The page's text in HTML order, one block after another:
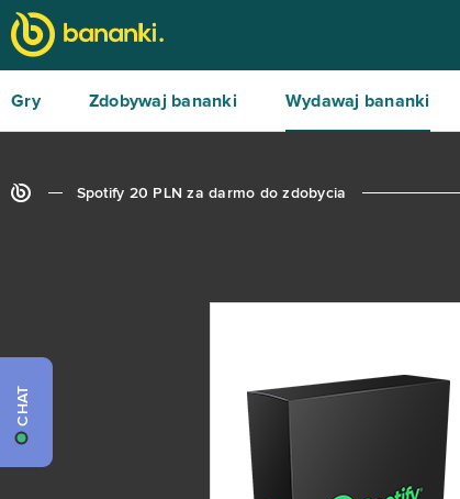
Gry Zdobywaj bananki Wydawaj bananki
Spotify 20 PLN za darmo do zdobycia
CHAT